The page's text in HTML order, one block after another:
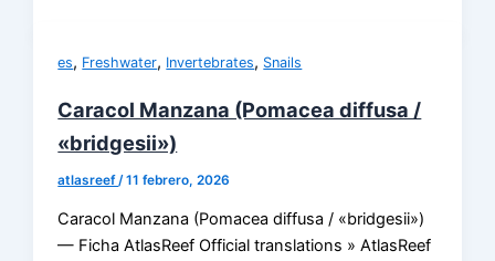
es, Freshwater, Invertebrates, Snails
Caracol Manzana (Pomacea diffusa /
«bridgesii»)
atlasreef /11 febrero, 2026
Caracol Manzana (Pomacea diffusa / «bridgesii»)
— Ficha AtlasReef Official translations » AtlasReef